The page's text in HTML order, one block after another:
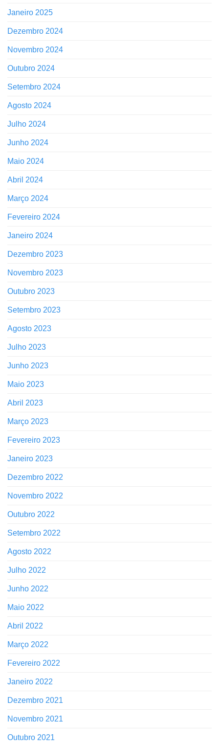
Janeiro 2025
Dezembro 2024
Novembro 2024
Outubro 2024
Setembro 2024
Agosto 2024
Julho 2024
Junho 2024
Maio 2024
Abril 2024
Março 2024
Fevereiro 2024
Janeiro 2024
Dezembro 2023
Novembro 2023
Outubro 2023
Setembro 2023
Agosto 2023
Julho 2023
Junho 2023
Maio 2023
Abril 2023
Março 2023
Fevereiro 2023
Janeiro 2023
Dezembro 2022
Novembro 2022
Outubro 2022
Setembro 2022
Agosto 2022
Julho 2022
Junho 2022
Maio 2022
Abril 2022
Março 2022
Fevereiro 2022
Janeiro 2022
Dezembro 2021
Novembro 2021
Outubro 2021